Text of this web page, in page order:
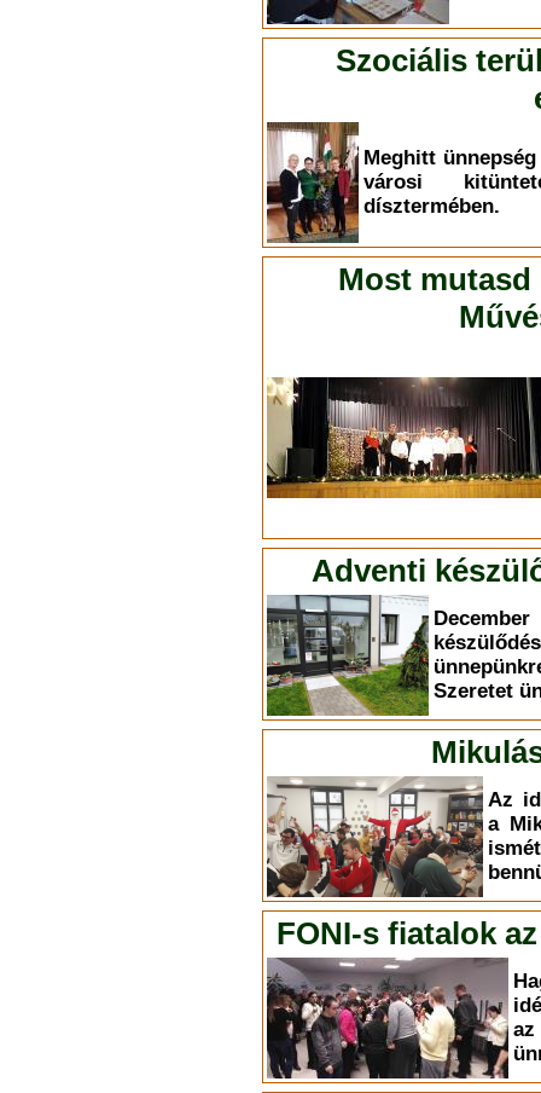
Szociális
Meghitt
városi
dísztermében.
Most mutasd
Adventi
Szeretet
Az
a
FONI-s fiatalok